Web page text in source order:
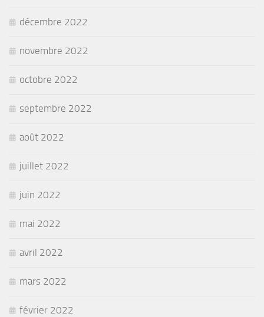
décembre 2022
novembre 2022
octobre 2022
septembre 2022
août 2022
juillet 2022
juin 2022
mai 2022
avril 2022
mars 2022
février 2022